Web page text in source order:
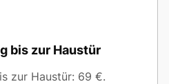
bis zur Haustür
zur Haustür: 69 €.